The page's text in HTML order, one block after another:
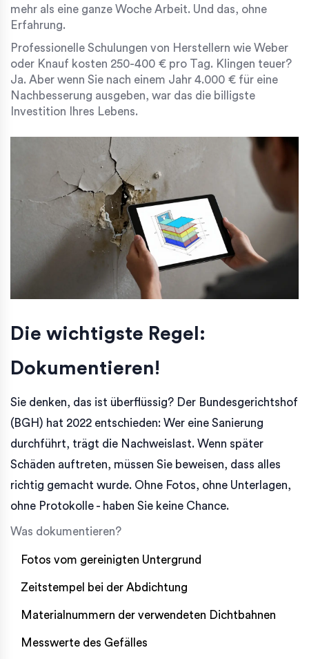
mehr als eine ganze Woche Arbeit. Und das, ohne
Erfahrung.
Professionelle Schulungen von Herstellern wie Weber
oder Knauf kosten 250-400 € pro Tag. Klingen teuer?
Ja. Aber wenn Sie nach einem Jahr 4.000 € für eine
Nachbesserung ausgeben, war das die billigste
Investition Ihres Lebens.
Die wichtigste Regel:
Dokumentieren!
Sie denken, das ist überflüssig? Der Bundesgerichtshof
(BGH) hat 2022 entschieden: Wer eine Sanierung
durchführt, trägt die Nachweislast. Wenn später
Schäden auftreten, müssen Sie beweisen, dass alles
richtig gemacht wurde. Ohne Fotos, ohne Unterlagen,
ohne Protokolle - haben Sie keine Chance.
Was dokumentieren?
Fotos vom gereinigten Untergrund
Zeitstempel bei der Abdichtung
Materialnummern der verwendeten Dichtbahnen
Messwerte des Gefälles